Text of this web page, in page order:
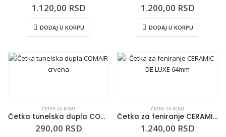
1.120,00 RSD
DODAJ U KORPU
1.200,00 RSD
DODAJ U KORPU
ČETKE ZA KOSU
Četka tunelska dupla COMAIR crvena
290,00 RSD
ČETKE ZA KOSU
Četka za feniranje CERAMIC DE LUXE 64mm
1.240,00 RSD